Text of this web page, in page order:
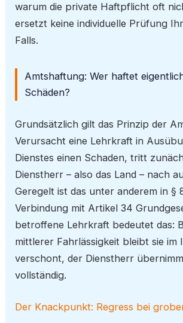
warum die private Haftpflicht oft
ersetzt keine individuelle Prüfung
Falls.
Amtshaftung: Wer haftet
Schäden?
Grundsätzlich gilt das Prinzip der
Verursacht eine Lehrkraft in
Dienstes einen Schaden, tritt
Dienstherr – also das Land – nach
Geregelt ist das unter anderem in §
Verbindung mit Artikel 34
betroffene Lehrkraft bedeutet das:
mittlerer Fahrlässigkeit bleibt sie im
verschont, der Dienstherr
vollständig.
Der Knackpunkt: Regress bei